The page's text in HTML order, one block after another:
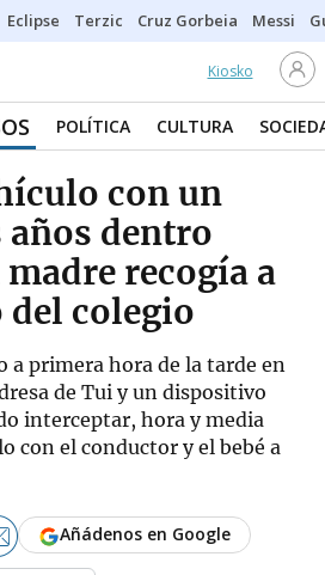
Eclipse Terzic Cruz Gorbeia Messi
Kiosko
POLÍTICA CULTURA
con un
años dentro
recogía a
colegio
a primera hora de la tarde en
de Tui y un dispositivo
interceptar, hora y media
con el conductor y el bebé a
Añádenos en Google